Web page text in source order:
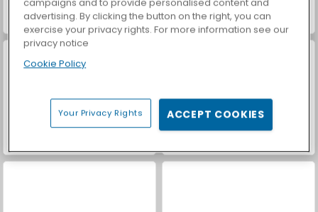
Royal Story Let's Fish!
advertising. By clicking the button on the right, you can
exercise your privacy rights. For more information see our
privacy notice
Cookie Policy
Your Privacy Rights ACCEPT COOKIES